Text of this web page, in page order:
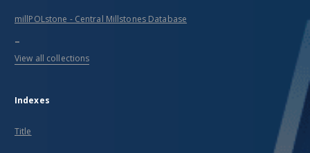
millPOLstone - Central Millstones Database
...
View all collections
Indexes
Title